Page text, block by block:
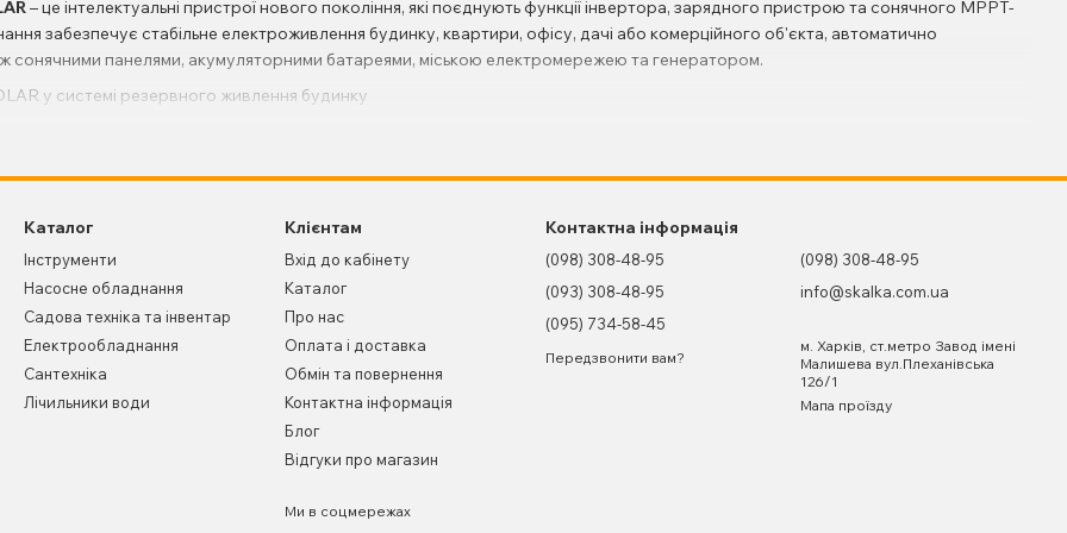
– це інтелектуальні пристрої нового покоління, які поєднують функції інвертора, зарядного пристрою та сонячного MPPT-
забезпечує стабільне електроживлення будинку, квартири, офісу, дачі або комерційного об'єкта, автоматично
сонячними панелями, акумуляторними батареями, міською електромережею та генератором.
представлені сучасні гібридні інвертори SOLAR, які підходять як для резервного електроживлення під час відключень
витрати на електроенергію та забезпечити безперебійну роботу побутової техніки.
стають найпопулярнішим вибором
гібридні інвертори значно зріс завдяки розвитку домашніх сонячних електростанцій і необхідності резервного
моделі здатні автоматично вибирати оптимальне джерело енергії, використовувати сонячну генерацію як пріоритетну та
наявності надлишкової потужності.
між джерелами живлення;
Каталог
Інструменти
Насосне обладнання
Садова техніка та інвентар
Електрообладнання
Сантехніка
Лічильники води
Клієнтам
Вхід до кабінету
Каталог
Про нас
Оплата і доставка
Обмін та повернення
Контактна інформація
Блог
Відгуки про магазин
Ми в соцмережах
Контактна інформація
(098) 308-48-95
(093) 308-48-95
(095) 734-58-45
Передзвонити вам?
(098) 308-48-95
info@skalka.com.ua
м. Харків, ст.метро Завод імені
Малишева вул.Плеханівська
126/1
Мапа проїзду